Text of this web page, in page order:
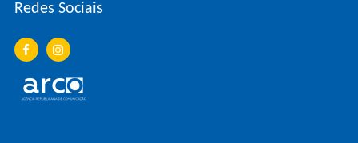
Redes Sociais